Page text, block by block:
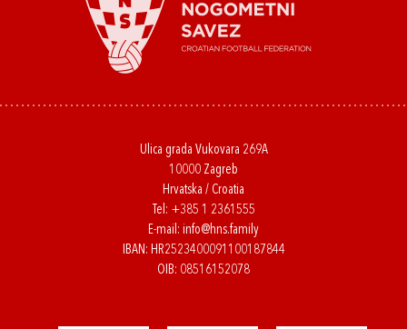
Ulica grada Vukovara 269A
10000 Zagreb
Hrvatska / Croatia
Tel: +385 1 2361555
E-mail: info@hns.family
IBAN: HR2523400091100187844
OIB: 08516152078